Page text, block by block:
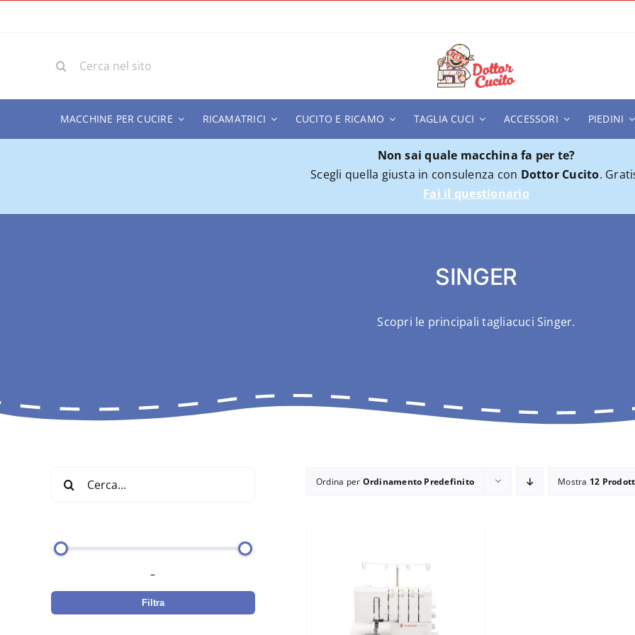
per:
MACCHINE PER CUCIRE RICAMATRICI CUCITO E RICAMO TAGLIA CUCI ACCESSORI PIEDINI
Non sai quale macchina fa per te?
Scegli quella giusta in consulenza con Dottor Cucito.
Fai il questionario
SINGER
Scopri le principali tagliacuci Singer.
Ordina per Ordinamento Predefinito Mostra 12
per:
–
Filtra